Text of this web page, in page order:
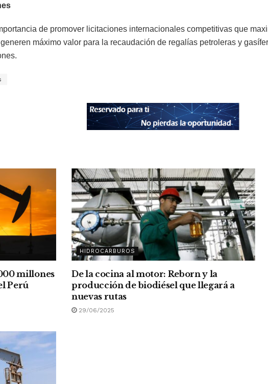
de promover licitaciones internacionales competitivas que
máximo valor para la recaudación de regalías petroleras y
millones
Perú
HIDROCARBUROS
De la cocina al motor: Reborn y la
producción de biodiésel que llegará a
nuevas rutas
29/06/2025